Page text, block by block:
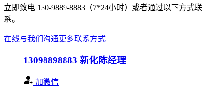
立即致电 130-9889-8883（7*24小时）或者通过以下方式联
系。
在线与我们沟通更多联系方式
13098898883 新化陈经理
加微信